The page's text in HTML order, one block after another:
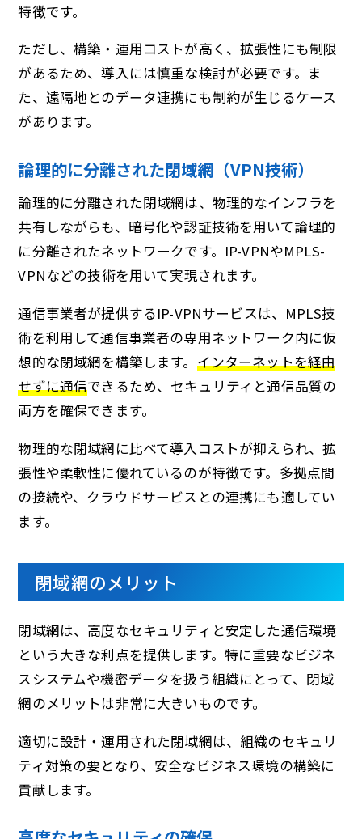
特徴です。
ただし、構築・運用コストが高く、拡張性にも制限
があるため、導入には慎重な検討が必要です。ま
た、遠隔地とのデータ連携にも制約が生じるケース
があります。
論理的に分離された閉域網（VPN技術）
論理的に分離された閉域網は、物理的なインフラを
共有しながらも、暗号化や認証技術を用いて論理的
に分離されたネットワークです。IP-VPNやMPLS-
VPNなどの技術を用いて実現されます。
通信事業者が提供するIP-VPNサービスは、MPLS技
術を利用して通信事業者の専用ネットワーク内に仮
想的な閉域網を構築します。 インターネットを経由
せずに通信できるため、セキュリティと通信品質の
両方を確保できます。
物理的な閉域網に比べて導入コストが抑えられ、拡
張性や柔軟性に優れているのが特徴です。多拠点間
の接続や、クラウドサービスとの連携にも適してい
ます。
閉域網のメリット
閉域網は、高度なセキュリティと安定した通信環境
という大きな利点を提供します。特に重要なビジネ
スシステムや機密データを扱う組織にとって、閉域
網のメリットは非常に大きいものです。
適切に設計・運用された閉域網は、組織のセキュリ
ティ対策の要となり、安全なビジネス環境の構築に
貢献します。